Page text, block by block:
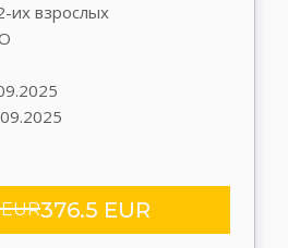
их взрослых
376.5 EUR